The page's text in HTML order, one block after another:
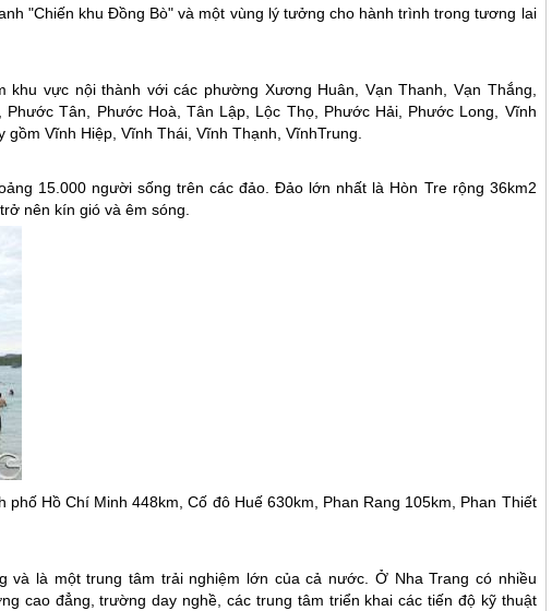
"Chiến khu Đồng Bò" và một vùng lý tưởng cho hành trình trong tương lai
khu vực nội thành với các phường Xương Huân, Vạn Thanh, Vạn Thắng,
Tân, Phước Hoà, Tân Lập, Lộc Thọ, Phước Hải, Phước Long, Vĩnh
Vĩnh Hiệp, Vĩnh Thái, Vĩnh Thạnh, VĩnhTrung.
15.000 người sống trên các đảo. Đảo lớn nhất là Hòn Tre rộng 36km2
trở nên kín gió và êm sóng.
phố Hồ Chí Minh 448km, Cố đô Huế 630km, Phan Rang 105km, Phan Thiết
và là một trung tâm trải nghiệm lớn của cả nước. Ở Nha Trang có nhiều
cao đẳng, trường day nghề, các trung tâm triển khai các tiến độ kỹ thuật